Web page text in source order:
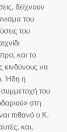
δείχνουν
του
του
και το
κινδύνους να
Ήδη η
του
στη
πιθανό ο Κ.
και,